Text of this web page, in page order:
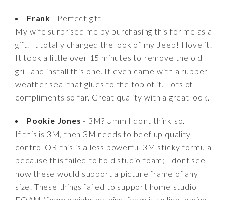
Frank - Perfect gift
My wife surprised me by purchasing this for me as a
gift. It totally changed the look of my Jeep! I love it!
It took a little over 15 minutes to remove the old
grill and install this one. It even came with a rubber
weather seal that glues to the top of it. Lots of
compliments so far. Great quality with a great look.
Pookie Jones - 3M? Umm I dont think so.
If this is 3M, then 3M needs to beef up quality
control OR this is a less powerful 3M sticky formula
because this failed to hold studio foam; I dont see
how these would support a picture frame of any
size. These things failed to support home studio